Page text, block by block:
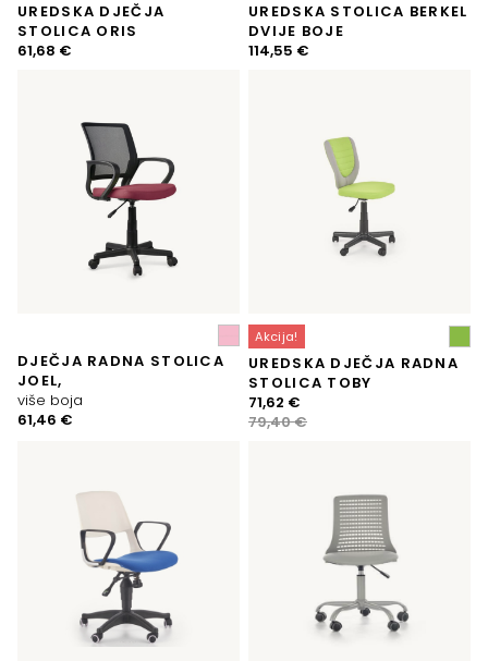
UREDSKA DJEČJA
STOLICA ORIS
61,68 €
UREDSKA STOLICA BERKEL
DVIJE BOJE
114,55 €
DJEČJA RADNA STOLICA
JOEL,
više boja
61,46 €
Akcija!
UREDSKA DJEČJA RADNA
STOLICA TOBY
79,40€
Izvorna
cijena
71,62 €
Trenutna
cijena